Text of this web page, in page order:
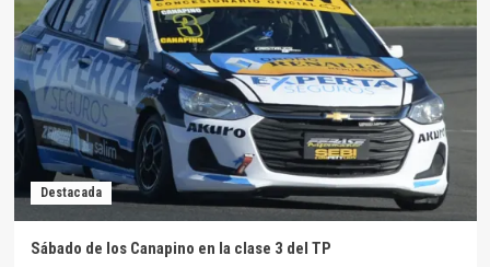
Destacada
Sábado de los Canapino en la clase 3 del TP